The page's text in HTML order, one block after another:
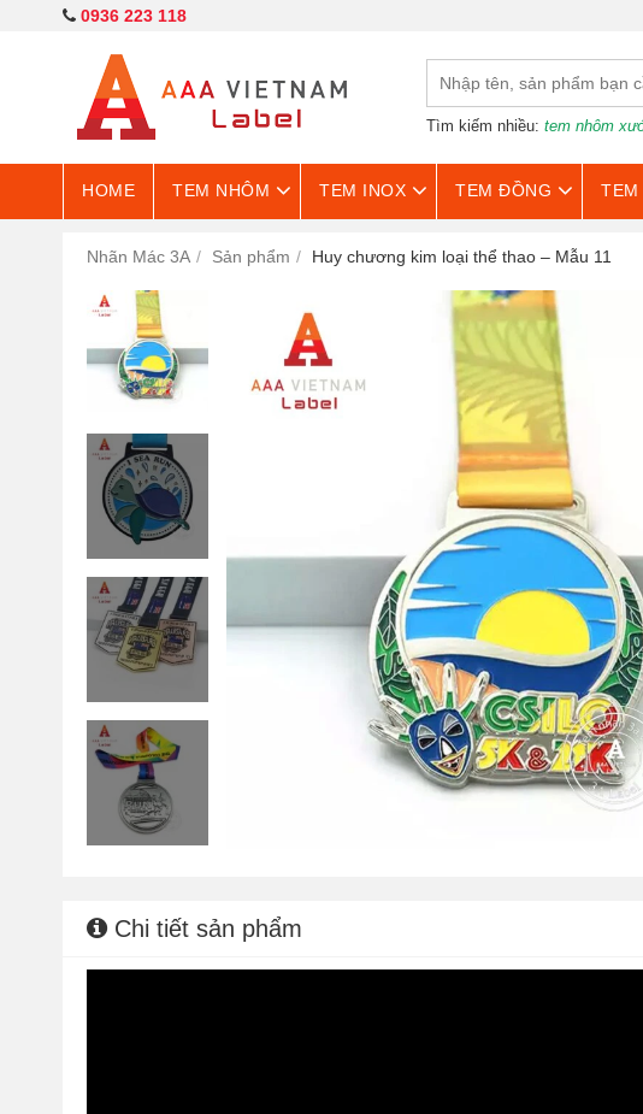
0936 223 118
Tìm kiếm nhiều: tem nhôm
HOME TEM NHÔM TEM INOX TEM ĐỒNG TEM
Nhãn Mác 3A Sản phẩm Huy chương kim loại thể thao – Mẫu 11
Chi tiết sản phẩm